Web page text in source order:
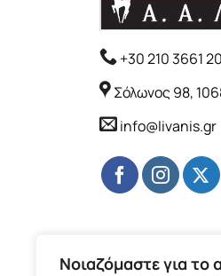
Νοιαζόμαστε για το
+30 210 3661
Σόλωνος 98,
info@livanis.gr